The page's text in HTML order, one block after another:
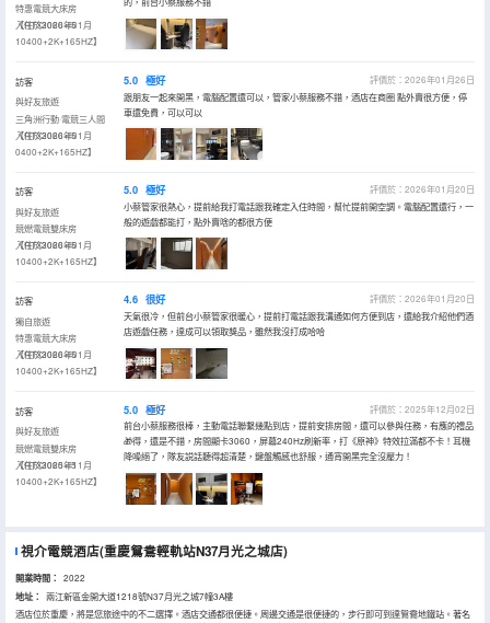
特惠電競大床房
【RTX3060+i5
10400+2K+165HZ】
入住於2026年01月
訪客
與好友旅遊
三角洲行動·電競三人間
【RTX3060+i5
0400+2K+165HZ】
入住於2026年01月
5.0 極好
評價於：2026年01月26日
跟朋友一起來開黑，電腦配置還可以，管家小蔡服務不錯，酒店在商圈 點外賣很方便，停
車還免費，可以可以
訪客
與好友旅遊
競燃電競雙床房
【RTX3060+i5
10400+2K+165HZ】
入住於2026年01月
5.0 極好
評價於：2026年01月20日
小蔡管家很熱心，提前給我打電話跟我確定入住時間，幫忙提前開空調。電腦配置還行，一
般的遊戲都能打，點外賣啥的都很方便
訪客
獨自旅遊
特惠電競大床房
【RTX3060+i5
10400+2K+165HZ】
入住於2026年01月
4.6 很好
評價於：2026年01月20日
天氣很冷，但前台小蔡管家很暖心，提前打電話跟我溝通如何方便到店，還給我介紹他們酒
店遊戲任務，達成可以領取獎品，雖然我沒打成哈哈
訪客
與好友旅遊
競燃電競雙床房
【RTX3060+i5
10400+2K+165HZ】
入住於2025年11月
5.0 極好
評價於：2025年12月02日
前台小蔡服務很棒，主動電話聯繫幾點到店，提前安排房間，還可以參與任務，有應的禮品
🎁得，還是不錯，房間顯卡3060，屏幕240Hz刷新率，打《原神》特效拉滿都不卡！耳機
降噪絕了，隊友説話聽得超清楚，鍵盤觸感也舒服，通宵開黑完全沒壓力！
視介電競酒店(重慶鴛鴦輕軌站N37月光之城店)
開業時間： 2022
地址：
兩江新區金開大道1218號N37月光之城7幢3A樓
酒店位於重慶，將是您旅途中的不二選擇。酒店交通都很便捷。周邊交通是很便捷的，步行即可到達鴛鴦地鐵站。著名